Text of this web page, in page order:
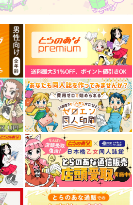
の本 III
円（税込）
サンプル
作品詳細
陸軍砲の塗装
国本戦車塾
660円（税込）
サンプル
作品詳細